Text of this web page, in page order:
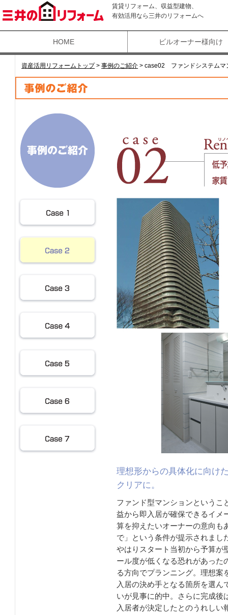
賃貸リフォーム、収益型建物、
有効活用なら三井のリフォームへ
HOME ビルオーナー様向け
資産活用リフォームトップ > 事例のご紹介 > case02 ファンドシステムマ
理想形からの具体化に向け
クリアに。
ファンド型マンションというこ
益から即入居が確保できるイメ
算を抑えたいオーナーの意向も
で」という条件が提示されまし
やはりスタート当初から予算が
ール度が低くなる恐れがあった
る方向でプランニング。理想案
入居の決め手となる箇所を選
いが見事に的中。さらに完成後
入居者が決定したとのうれし